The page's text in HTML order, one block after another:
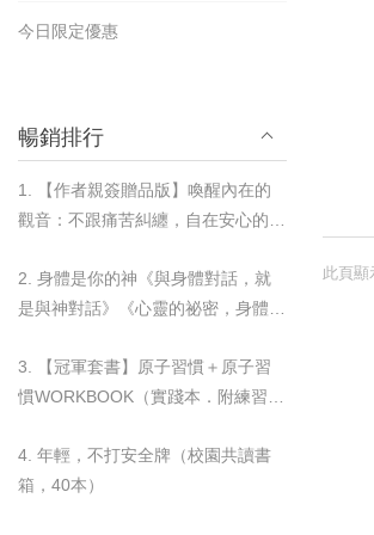
今日限定優惠
暢銷排行
1. 【作者親簽贈品版】喚醒內在的
觀音：不跟痛苦糾纏，自在安心的歸
2. 身體是你的神《與身體對話，就
是與神對話》《心靈的祕密，身體都
3. 【冠軍套書】原子習慣＋原子習
慣WORKBOOK（實踐本．附練習別
4. 年輕，不打安全牌（校園共讀書
箱，40本）
此頁顯